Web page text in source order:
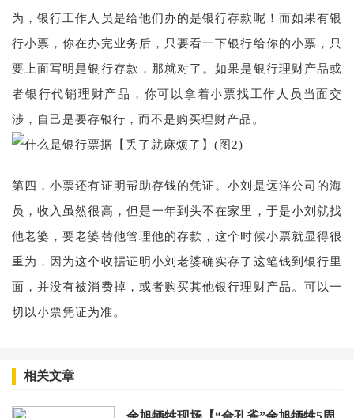
为，银行工作人员是给他们办的是银行存款呢！而如果有银
行小票，你在办完业务后，只要看一下银行给你的小票，只
要上面写明是银行存款，那就对了。如果是银行理财产品或
者银行代销理财产品，你可以拿着小票找工作人员当面交
涉，自己是要存银行，而不是购买理财产品。
第四，小票还有证明帮助存钱的凭证。小刘是远洋公司的海
员，收入虽然很高，但是一年到头不在家里，于是小刘就找
他老婆，要老婆替他管理他的存款，这个时候小票就显得很
重为，因为这个收据证明小刘老婆确实存了这笔钱到银行里
面，并没有被消费掉，或者购买其他银行理财产品。可以一
切以小票凭证为准。
相关文章